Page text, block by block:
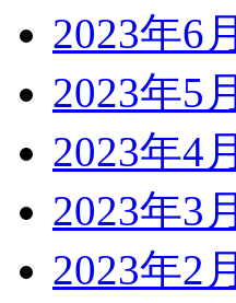
2023年6月
2023年5月
2023年4月
2023年3月
2023年2月